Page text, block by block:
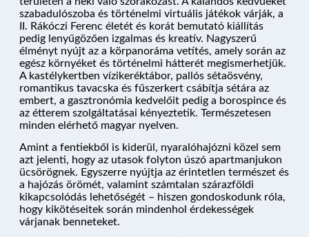
szabadulószoba és történelmi virtuális játékok várják, a
II. Rákóczi Ferenc életét és korát bemutató kiállítás
pedig lenyűgözően izgalmas és kreatív. Nagyszerű
élményt nyújt az a körpanoráma vetítés, amely során az
egész környéket és történelmi hátterét megismerhetjük.
A kastélykertben vízikeréktábor, pallós sétaösvény,
romantikus tavacska és fűszerkert csábítja sétára az
embert, a gasztronómia kedvelőit pedig a borospince és
az étterem szolgáltatásai kényeztetik. Természetesen
minden elérhető magyar nyelven.
Amint a fentiekből is kiderül, nyaralóhajózni közel sem
azt jelenti, hogy az utasok folyton úszó apartmanjukon
ücsörögnek. Egyszerre nyújtja az érintetlen természet és
a hajózás örömét, valamint számtalan szárazföldi
kikapcsolódás lehetőségét – hiszen gondoskodunk róla,
hogy kikötéseitek során mindenhol érdekességek
várjanak benneteket.